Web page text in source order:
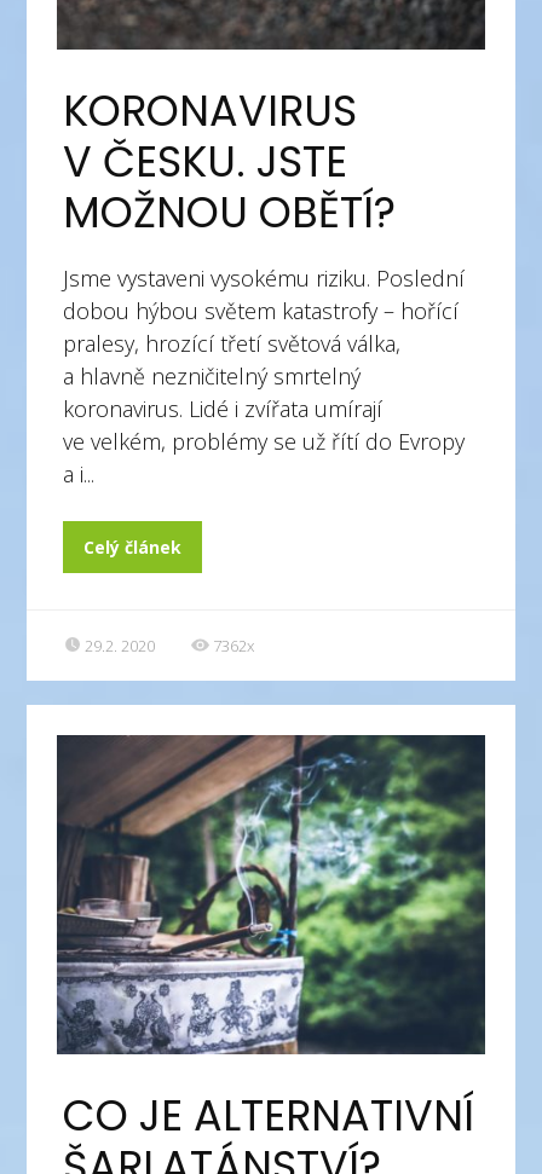
KORONAVIRUS
V ČESKU. JSTE
MOŽNOU OBĚTÍ?
Jsme vystaveni vysokému riziku. Poslední
dobou hýbou světem katastrofy – hořící
pralesy, hrozící třetí světová válka,
a hlavně nezničitelný smrtelný
koronavirus. Lidé i zvířata umírají
ve velkém, problémy se už řítí do Evropy
a i...
Celý článek
29.2. 2020 7362x
CO JE ALTERNATIVNÍ